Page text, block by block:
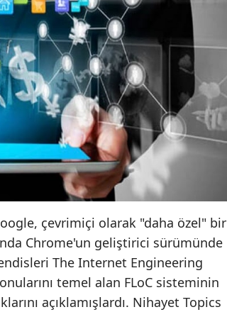
çevrimiçi olarak "daha özel" bir
Chrome'un geliştirici sürümünde
The Internet Engineering
temel alan FLoC sisteminin
açıklamışlardı. Nihayet Topics